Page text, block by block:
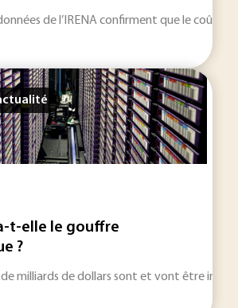
de l’IRENA confirment que le coût
t-elle le gouffre
?
milliards de dollars sont et vont être